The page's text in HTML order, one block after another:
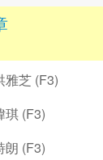
芝 (F3)
琪 (F3)
朗 (F3)